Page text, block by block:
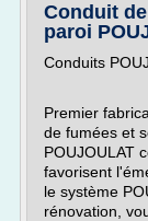
Conduit
paroi
Conduits
Premier
de fumées et
POUJOULAT
favorisent
le système
rénovation,